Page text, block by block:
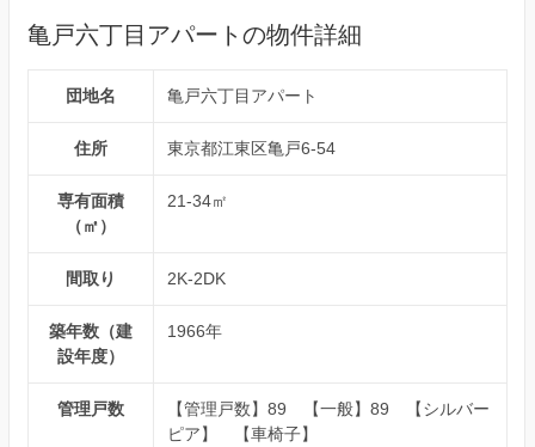
亀戸六丁目アパートの物件詳細
団地名 亀戸六丁目アパート
住所 東京都江東区亀戸6-54
専有面積
（㎡）
21-34㎡
間取り 2K-2DK
築年数（建
設年度）
1966年
管理戸数
【管理戸数】89 【一般】89 【シルバー
ピア】 【車椅子】